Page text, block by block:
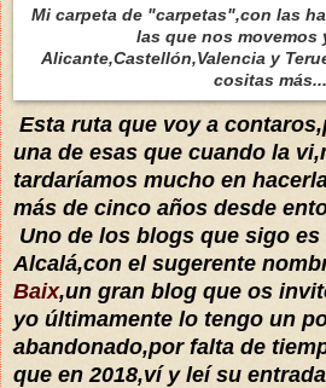
Mi carpeta de "carpetas",con las
las que nos movemos
Alicante,Castellón,Valencia y
cositas más...
Esta ruta que voy a
una de esas que cuando la
tardaríamos mucho en
más de cinco años desde
Uno de los blogs que sigo es
Alcalá,con el sugerente
Baix,un gran blog que os
yo últimamente lo tengo un
abandonado,por falta de
que en 2018,ví y leí su